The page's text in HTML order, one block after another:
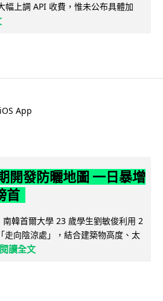
幅上調 API 收費，惟未公布具體加
iOS App
開發防曬地圖 一日暴增
首
南韓首爾大學 23 歲學生劉敏俊利用 2
走向陰涼處」，結合建築物高度、太
閱讀全文